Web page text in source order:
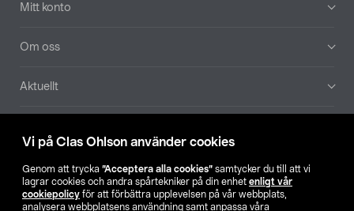
Vi på Clas Ohlson använder cookies
Genom att trycka ”Acceptera alla cookies” samtycker du till att vi
lagrar cookies och andra spårtekniker på din enhet enligt vår
cookiepolicy för att förbättra upplevelsen på vår webbplats,
analysera webbplatsens användning samt anpassa våra
Mitt konto
Om oss
Aktuellt
Hitta butik
SE NO FI